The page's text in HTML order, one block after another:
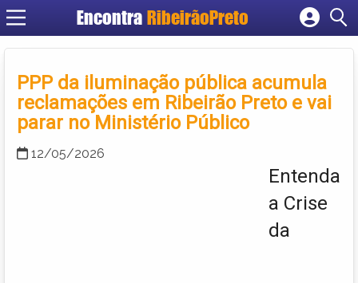
Encontra RibeirãoPreto
Cadastrar empresa
Criar conta
PPP da iluminação pública acumula
reclamações em Ribeirão Preto e vai
parar no Ministério Público
12/05/2026
Entenda
a Crise
da